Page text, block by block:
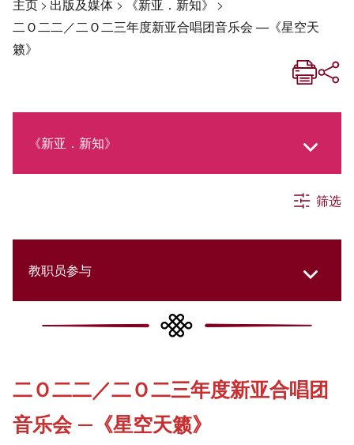
主页> 出版及媒体 > 《新亚．新知》 >
二Ｏ二二／二Ｏ二三年度新亚合唱团音乐会 —《星空天
籁》
《新亚．新知》
社交媒体专栏
《新亚简讯》
《新亚书院概览》
筛选
教职员参与
College Updates
Cultural Topics
二Ｏ二二／二Ｏ二三年度新亚合唱团
音乐会 —《星空天籁》